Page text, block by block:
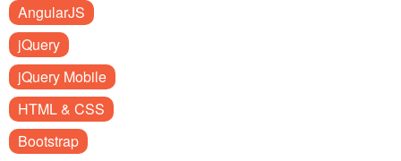
AngularJS
jQuery
jQuery Mobile
HTML & CSS
Bootstrap